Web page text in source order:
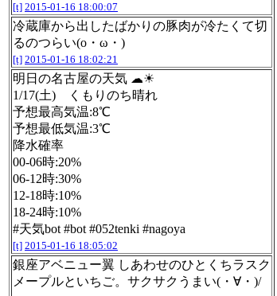
[t] 2015-01-16 18:00:07
冷蔵庫から出したばかりの豚肉が冷たくて切
るのつらい(o・ω・)
[t] 2015-01-16 18:02:21
明日の名古屋の天気 ☁☀
1/17(土) くもりのち晴れ
予想最高気温:8℃
予想最低気温:3℃
降水確率
00-06時:20%
06-12時:30%
12-18時:10%
18-24時:10%
#天気bot #bot #052tenki #nagoya
[t] 2015-01-16 18:05:02
銀座アベニュー翼 しあわせのひとくちラスク
メープルといちご。サクサクうまい(・∀・)/